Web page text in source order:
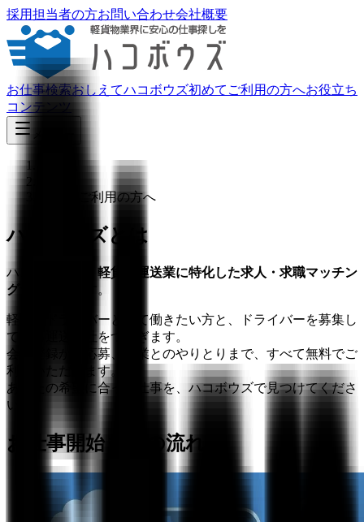
採用担当者の方お問い合わせ会社概要
お仕事検索おしえてハコボウズ初めてご利用の方へお役立ち
コンテンツ
初めてご利用の方へ
ハコボウズとは
ハコボウズは、 軽貨物運送業に特化した求人・求職マッチン
グサービス
です。
軽貨物ドライバーとして働きたい方と、ドライバーを募集し
ている運送会社をつなぎます。
会員登録から応募、企業とのやりとりまで、すべて無料でご
利用いただけます。
あなたの希望に合った仕事を、ハコボウズで見つけてくださ
い。
お仕事開始までの流れ